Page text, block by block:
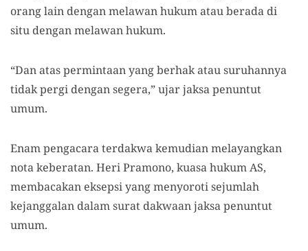
orang lain dengan melawan hukum atau berada di
situ dengan melawan hukum.
“Dan atas permintaan yang berhak atau suruhannya
tidak pergi dengan segera,” ujar jaksa penuntut
umum.
Enam pengacara terdakwakemudianmelayangkan
nota keberatan. Heri Pramono, kuasa hukum AS,
membacakan eksepsi yang menyoroti sejumlah
kejanggalan dalam surat dakwaan jaksa penuntut
umum.